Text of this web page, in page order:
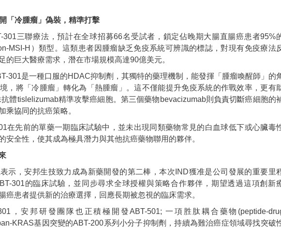
「冷腫瘤」偽裝，精準打擊
301三聯療法，預計在全球招募66名受試者，鎖定佔晚期大腸直腸癌患者95%
MSI-H）類型。這類患者因腫瘤缺乏免疫系統可辨識的標誌，對現有免疫療法
的巨大醫療需求，潛在市場規模高達90億美元。
301是一種口服的HDAC抑制劑，其獨特的藥理機制，能發揮「腫瘤喚醒師」的
，將「冷腫瘤」轉化為「熱腫瘤」。這不僅能提升免疫系統的作戰效率，更有
體tislelizumab精準攻擊癌細胞。第三個藥物bevacizumab則負責切斷癌細胞的
乘協同的抗癌策略。
在先前的單藥一期臨床試驗中，並未出現同類藥物常見的白血球低下或心臟毒
安全性，使其成為極具潛力與其他抗癌藥物聯用的夥伴。
示，安邦生技致力成為新藥開發的第二棒，本次IND獲准是公司發展的重要里
301的臨床試驗，並同步尋求全球授權與策略合作夥伴，期望透過這項創新
癌患者提供新的治療選擇，回應長期被忽視的臨床需求。
，安邦研發團隊也正積極開發ABT-501; 一項胜肽耦合藥物(peptide-
KRAS基因突變的ABT-200系列小分子抑制劑，持續為難治癌症領域尋找突破